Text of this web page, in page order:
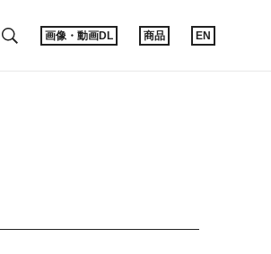
SEARCH画像・動画DL 商品 EN